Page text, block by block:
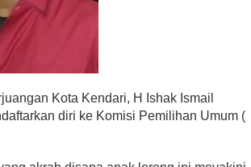
Kota Kendari, H Ishak Ismail
diri ke Komisi Pemilihan Umum (